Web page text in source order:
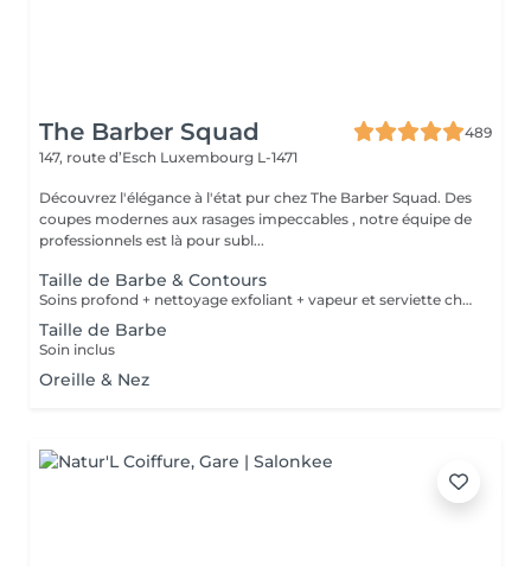
The Barber Squad
489
147, route d’Esch Luxembourg L-1471
Découvrez l'élégance à l'état pur chez The Barber Squad. Des
coupes modernes aux rasages impeccables , notre équipe de
professionnels est là pour subl...
Taille de Barbe & Contours
Soins profond + nettoyage exfoliant + vapeur et serviette chaude/froide
Taille de Barbe
Soin inclus
Oreille & Nez